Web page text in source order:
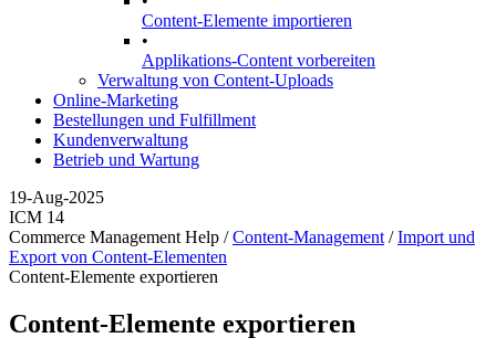
Content-Elemente importieren
•
Applikations-Content vorbereiten
Verwaltung von Content-Uploads
Online-Marketing
Bestellungen und Fulfillment
Kundenverwaltung
Betrieb und Wartung
19-Aug-2025
ICM 14
Commerce Management Help /Content-Management /Import und
Export von Content-Elementen
Content-Elemente exportieren
Content-Elemente exportieren